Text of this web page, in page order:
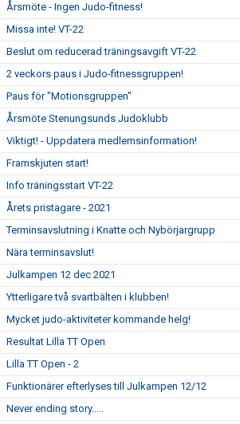
Årsmöte - Ingen Judo-fitness!
Missa inte! VT-22
Beslut om reducerad träningsavgift VT-22
2 veckors paus i Judo-fitnessgruppen!
Paus för "Motionsgruppen"
Årsmöte Stenungsunds Judoklubb
Viktigt! - Uppdatera medlemsinformation!
Framskjuten start!
Info träningsstart VT-22
Årets pristagare - 2021
Terminsavslutning i Knatte och Nybörjargrupp
Nära terminsavslut!
Julkampen 12 dec 2021
Ytterligare två svartbälten i klubben!
Mycket judo-aktiviteter kommande helg!
Resultat Lilla TT Open
Lilla TT Open - 2
Funktionärer efterlyses till Julkampen 12/12
Never ending story.....